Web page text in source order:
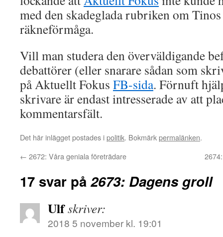
med den skadeglada rubriken om
räkneförmåga.
Vill man studera den överväldigande
debattörer (eller snarare sådan som
på Aktuellt Fokus FB-sida. Förnuft
skrivare är endast intresserade av att
kommentarsfält.
Det här inlägget postades ipolitik. Bokmärkpermalänken.
← 2672: Våra geniala företrädare
17 svar på2673: Dagens groll
Ulfskriver:
2018 5 november kl. 19:01